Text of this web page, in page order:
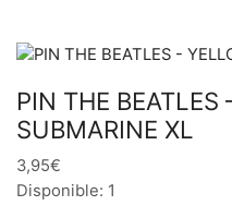
PIN THE BEATLES
SUBMARINE XL
3,95€
Disponible: 1